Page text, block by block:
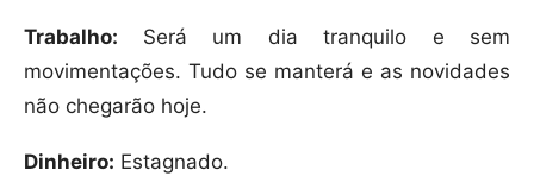
Trabalho: Será um dia tranquilo e sem
movimentações. Tudo se manterá e as novidades
não chegarão hoje.
Dinheiro: Estagnado.